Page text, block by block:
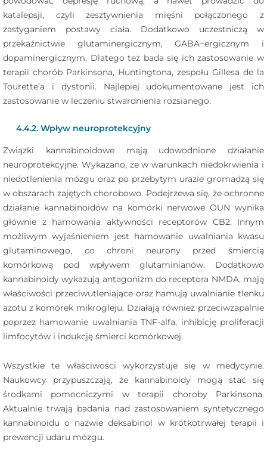
katalepsji, czyli zesztywnienia mięśni połączonego z
zastyganiem postawy ciała. Dodatkowo uczestniczą w
przekaźnictwie glutaminergicznym, GABA−ergicznym i
dopaminergicznym. Dlatego też bada się ich zastosowanie w
terapii chorób Parkinsona, Huntingtona, zespołu Gillesa de la
Tourette’a i dystonii. Najlepiej udokumentowane jest ich
zastosowanie w leczeniu stwardnienia rozsianego.
4.4.2. Wpływ neuroprotekcyjny
Związki kannabinoidowe mają udowodnione działanie
neuroprotekcyjne. Wykazano, że w warunkach niedokrwienia i
niedotlenienia mózgu oraz po przebytym urazie gromadzą się
w obszarach zajętych chorobowo. Podejrzewa się, że ochronne
działanie kannabinoidów na komórki nerwowe OUN wynika
głównie z hamowania aktywności receptorów CB2. Innym
możliwym wyjaśnieniem jest hamowanie uwalniania kwasu
glutaminowego, co chroni neurony przed śmiercią
komórkową pod wpływem glutaminianów. Dodatkowo
kannabinoidy wykazują antagonizm do receptora NMDA, mają
właściwości przeciwutleniające oraz hamują uwalnianie tlenku
azotu z komórek mikrogleju. Działają również przeciwzapalnie
poprzez hamowanie uwalniania TNF-alfa, inhibicję proliferacji
limfocytów i indukcję śmierci komórkowej.
Wszystkie te właściwości wykorzystuje się w medycynie.
Naukowcy przypuszczają, że kannabinoidy mogą stać się
środkami pomocniczymi w terapii choroby Parkinsona.
Aktualnie trwają badania nad zastosowaniem syntetycznego
kannabinoidu o nazwie deksabinol w krótkotrwałej terapii i
prewencji udaru mózgu.